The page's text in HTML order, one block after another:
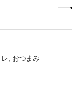
, おつまみ